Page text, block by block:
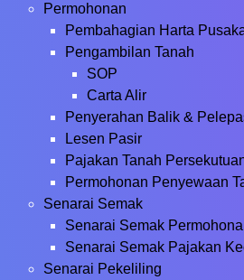
Permohonan
Pembahagian Harta
Pengambilan Tanah
SOP
Carta Alir
Penyerahan Balik &
Lesen Pasir
Pajakan Tanah
Permohonan Penyewaan
Senarai Semak
Senarai Semak
Senarai Semak Pajakan
Senarai Pekeliling